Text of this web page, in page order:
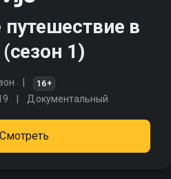
путешествие в
1)
16+
Документальный
Смотреть